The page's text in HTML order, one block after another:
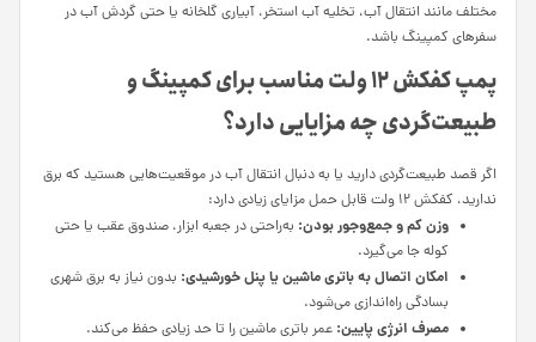
مختلف مانند انتقال آب، تخلیه آب استخر، آبیاری گلخانه یا حتی گردش آب در
سفرهای کمپینگ باشد.
پمپ کفکش ۱۲ ولت مناسب برای کمپینگ و
طبیعت‌گردی چه مزایایی دارد؟
اگر قصد طبیعت‌گردی دارید یا به دنبال انتقال آب در موقعیت‌هایی هستید که برق
ندارید، کفکش ۱۲ ولت قابل حمل مزایای زیادی دارد:
وزن کم و جمع‌وجور بودن: به‌راحتی در جعبه ابزار، صندوق عقب یا حتی
کوله جا می‌گیرد.
امکان اتصال به باتری ماشین یا پنل خورشیدی: بدون نیاز به برق شهری
بسادگی راه‌اندازی می‌شود.
مصرف انرژی پایین: عمر باتری ماشین را تا حد زیادی حفظ می‌کند.